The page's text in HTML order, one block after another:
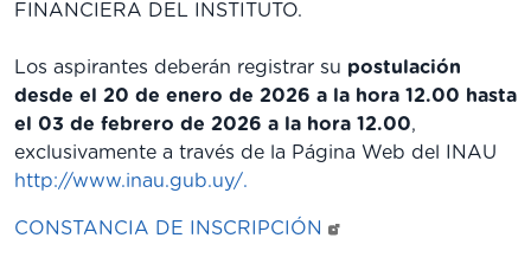
FINANCIERA DEL INSTITUTO.
Los aspirantes deberán registrar su postulación
desde el 20 de enero de 2026 a la hora 12.00 hasta
el 03 de febrero de 2026 a la hora 12.00,
exclusivamente a través de la Página Web del INAU
http://www.inau.gub.uy/.
CONSTANCIA DE INSCRIPCIÓN